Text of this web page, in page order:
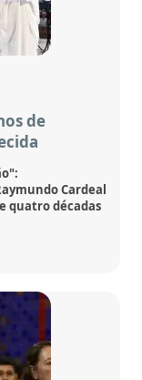
de
Cardeal
quatro décadas